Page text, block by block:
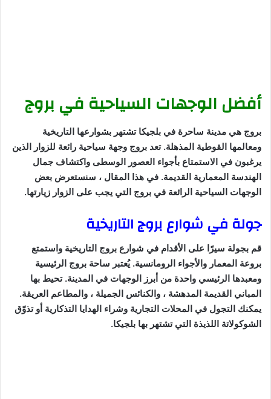
أفضل الوجهات السياحية في بروج
بروج هي مدينة ساحرة في بلجيكا تشتهر بشوارعها التاريخية
ومعالمها القوطية المذهلة. تعد بروج وجهة سياحية رائعة للزوار الذين
يرغبون في الاستمتاع بأجواء العصور الوسطى واكتشاف جمال
الهندسة المعمارية القديمة. في هذا المقال ، سنستعرض بعض
الوجهات السياحية الرائعة في بروج التي يجب على الزوار زيارتها.
جولة في شوارع بروج التاريخية
قم بجولة سيرًا على الأقدام في شوارع بروج التاريخية واستمتع
بروعة المعمار والأجواء الرومانسية. يُعتبر ساحة بروج الرئيسية
ومعبدها الرئيسي واحدة من أبرز الوجهات في المدينة. تحيط بها
المباني القديمة المدهشة ، والكنائس الجميلة ، والمطاعم العريقة.
يمكنك التجول في المحلات التجارية وشراء الهدايا التذكارية أو تذوّق
الشوكولاتة اللذيذة التي تشتهر بها بلجيكا.